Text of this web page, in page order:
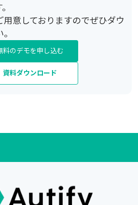
用意しておりますのでぜひダウ
料のデモを申し込む
資料ダウンロード